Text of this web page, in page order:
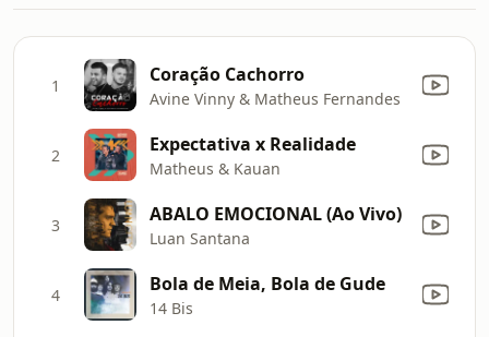
1 Coração Cachorro
Avine Vinny & Matheus Fernandes
2 Expectativa x Realidade
Matheus & Kauan
3 ABALO EMOCIONAL (Ao Vivo)
Luan Santana
4 Bola de Meia, Bola de Gude
14 Bis